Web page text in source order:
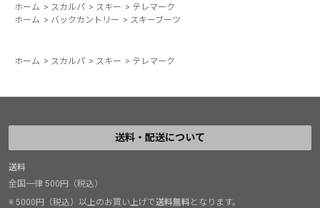
一方で、ヒールフリーがゆえの特性とローカフで足首が
柔軟に動がせるブーツとの組み合わせでは、上下のみな
で、内足でターンを始動するような操作も容易に。
いな傾向のある方がT4のようなブーツにすると、ファッ
くなるかもしれません。
ホーム > スカルパ > スキー > テレマーク
ホーム > バックカントリー > スキーブーツ
ホーム > スカルパ > スキー > テレマーク
送料・配送について
送料
全国一律 500円（税込）
※ 5000円（税込）以上のお買い上げで送料無料となります。